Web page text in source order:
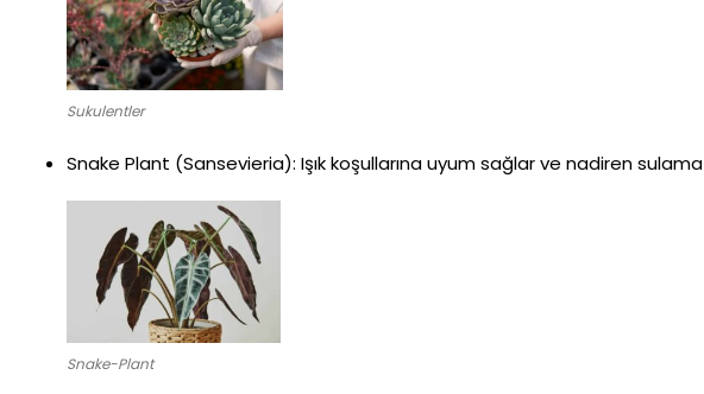
Sukulentler
Snake Plant (Sansevieria): Işık koşullarına uyum sağlar ve nadiren
Snake-Plant